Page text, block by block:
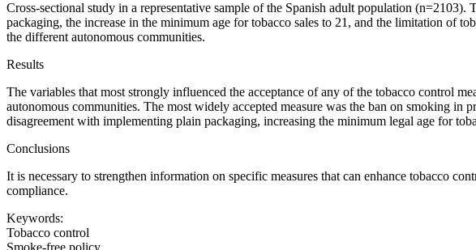
Cross-sectional study in a representative sample of the Spanish adult population (n=2103).
packaging, the increase in the minimum age for tobacco sales to 21, and the limitation of
the different autonomous communities.
Results
The variables that most strongly influenced the acceptance of any of the tobacco control
autonomous communities. The most widely accepted measure was the ban on smoking
disagreement with implementing plain packaging, increasing the minimum legal age for
Conclusions
It is necessary to strengthen information on specific measures that can enhance tobacco
compliance.
Keywords:
Tobacco control